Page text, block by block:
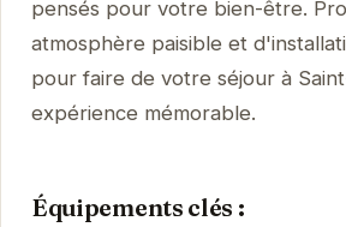
pensés pour votre bien-être.
atmosphère paisible et
pour faire de votre séjour à
expérience mémorable.
Équipements clés :